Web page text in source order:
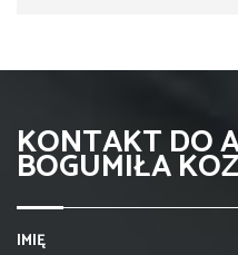
KONTAKT DO
BOGUMIŁA
IMIĘ